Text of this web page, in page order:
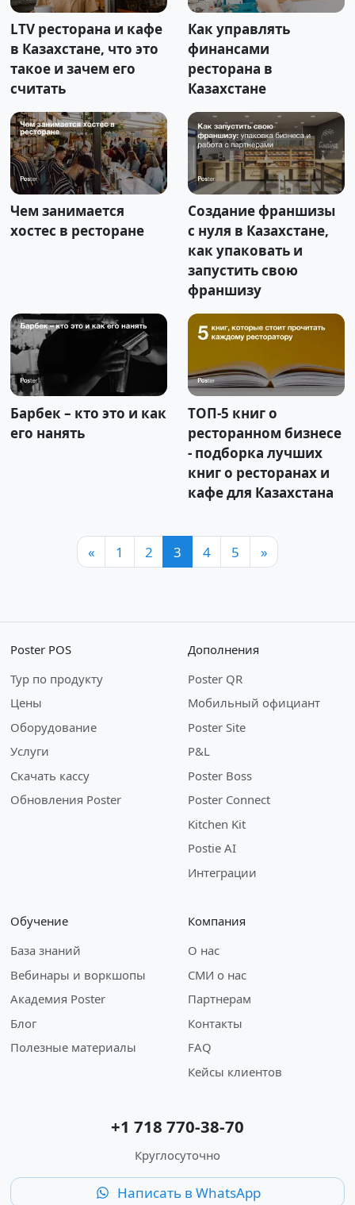
LTV ресторана и кафе
в Казахстане, что это
такое и зачем его
считать
Как управлять
финансами
ресторана в
Казахстане
Чем занимается
хостес в ресторане
Создание франшизы
с нуля в Казахстане,
как упаковать и
запустить свою
франшизу
Барбек – кто это и как
его нанять
ТОП-5 книг о
ресторанном бизнесе
- подборка лучших
книг о ресторанах и
кафе для Казахстана
« 1 2 3 4 5 »
Poster POS
Тур по продукту
Цены
Оборудование
Услуги
Скачать кассу
Обновления Poster
Дополнения
Poster QR
Мобильный официант
Poster Site
P&L
Poster Boss
Poster Connect
Kitchen Kit
Postie AI
Интеграции
Обучение
База знаний
Вебинары и воркшопы
Академия Poster
Блог
Полезные материалы
Компания
О нас
СМИ о нас
Партнерам
Контакты
FAQ
Кейсы клиентов
+1 718 770-38-70
Круглосуточно
Написать в WhatsApp